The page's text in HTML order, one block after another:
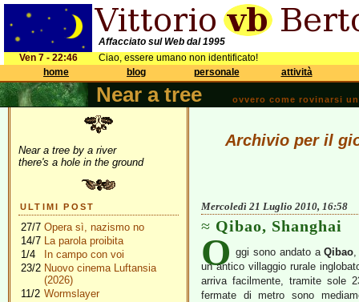
Affacciato sul Web dal 1995
Ven 7 - 22:46
Ciao, essere umano non identificato!
home
blog personale attività
Near a tree ovvero come rovinarsi
Near a tree by a river
there's a hole in the ground
ULTIMI POST
27/7 Opera sì, nazismo no
14/7 La parola proibita
1/4
In campo con voi
23/2 Nuovo cinema Luftansia
(2026)
11/2 Wormslayer
Archivio per il
Mercoledì 21 Luglio 2010, 16:58
Qibao, Shanghai
O ggi sono andato aQibao,
un antico villaggio rurale
arriva facilmente, tramite sole
fermate di metro sono